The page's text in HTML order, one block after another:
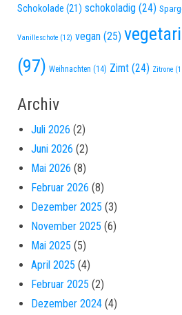
Schokolade (21) schokoladig (24)
Vanilleschote (12) vegan (25)
(97) Weihnachten (14) Zimt (24) Zitrone
Archiv
Juli 2026 (2)
Juni 2026 (2)
Mai 2026 (8)
Februar 2026 (8)
Dezember 2025 (3)
November 2025 (6)
Mai 2025 (5)
April 2025 (4)
Februar 2025 (2)
Dezember 2024 (4)